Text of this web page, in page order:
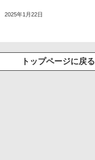
2025年1月22日
トップページに戻る